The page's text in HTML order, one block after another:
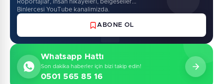
Roportajlar, insan hikayeleri, belgeseller...
Binlercesi YouTube kanalimizda.
ABONE OL
Whatsapp Hattı
Son dakika haberler için bizi takip edin!
0501 565 85 16